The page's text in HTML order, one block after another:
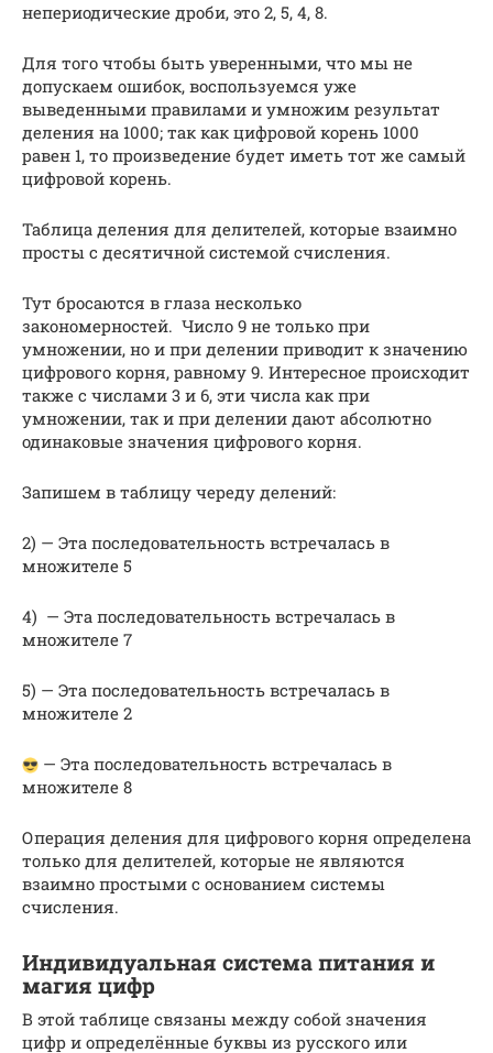
непериодические дроби, это 2, 5, 4, 8.
Для того чтобы быть уверенными, что мы не
допускаем ошибок, воспользуемся уже
выведенными правилами и умножим результат
деления на 1000; так как цифровой корень 1000
равен 1, то произведение будет иметь тот же самый
цифровой корень.
Таблица деления для делителей, которые взаимно
просты с десятичной системой счисления.
Тут бросаются в глаза несколько
закономерностей. Число 9 не только при
умножении, но и при делении приводит к значению
цифрового корня, равному 9. Интересное происходит
также с числами 3 и 6, эти числа как при
умножении, так и при делении дают абсолютно
одинаковые значения цифрового корня.
Запишем в таблицу череду делений:
2) — Эта последовательность встречалась в
множителе 5
4) — Эта последовательность встречалась в
множителе 7
5) — Эта последовательность встречалась в
множителе 2
— Эта последовательность встречалась в
множителе 8
Операция деления для цифрового корня определена
только для делителей, которые не являются
взаимно простыми с основанием системы
счисления.
Индивидуальная система питания и
магия цифр
В этой таблице связаны между собой значения
цифр и определённые буквы из русского или